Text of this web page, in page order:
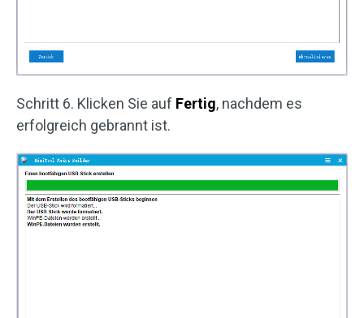
Schritt 6. Klicken Sie auf Fertig, nachdem es
erfolgreich gebrannt ist.